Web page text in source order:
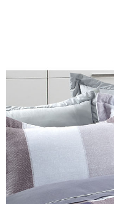
１．透過由恩沛科技股份有
易，需依本服務之必要範圍
權轉讓予恩沛科技股份有限公
https://aftee.tw/terms/#terms3
３．未成年的使用者請事先
「AFTEE先享後付」，若未
任。
４．使用「AFTEE先享後付」
時審查核予不同之上限額度；
請求用戶進行身份認證。
５．嚴禁一人註冊多個帳號或
恩沛科技股份有限公司將有權